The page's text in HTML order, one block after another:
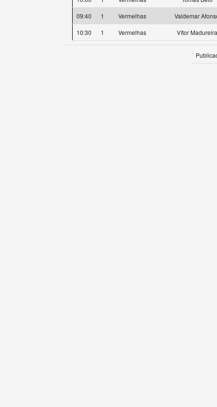
09:40
1 Vermelhas
Valdemar
10:30
1 Vermelhas Vítor Madureira